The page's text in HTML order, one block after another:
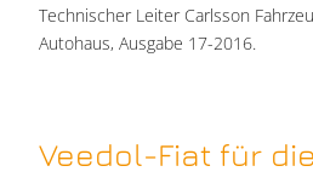
Technischer Leiter Carlsson
Autohaus, Ausgabe 17-2016.
Veedol-Fiat für